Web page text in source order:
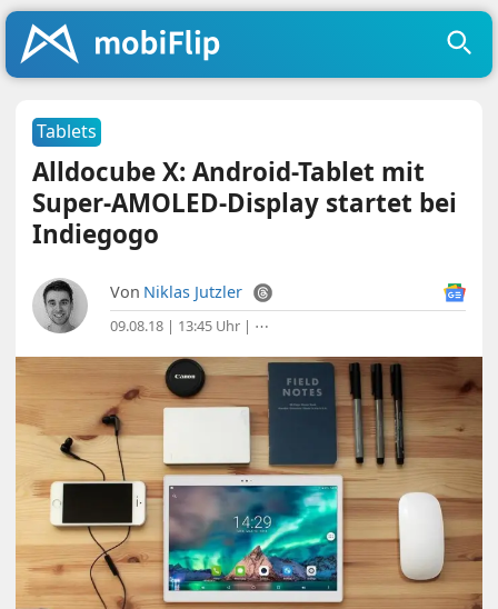
Tablets
Alldocube X: Android-Tablet mit
Super-AMOLED-Display startet bei
Indiegogo
Von Niklas Jutzler
09.08.18 | 13:45 Uhr | ⋯